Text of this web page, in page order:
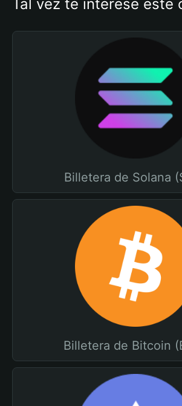
Tal vez te interese este
Billetera de Solana
Billetera de Bitcoin